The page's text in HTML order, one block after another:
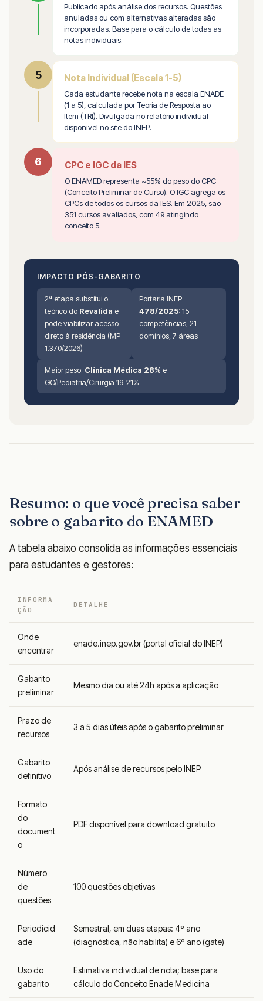
Publicado após análise dos recursos. Questões
anuladas ou com alternativas alteradas são
incorporadas. Base para o cálculo de todas as
notas individuais.
5 Nota Individual (Escala 1-5)
Cada estudante recebe nota na escala ENADE
(1 a 5), calculada por Teoria de Resposta ao
Item (TRI). Divulgada no relatório individual
disponível no site do INEP.
6 CPC e IGC da IES
O ENAMED representa ~55% do peso do CPC
(Conceito Preliminar de Curso). O IGC agrega os
CPCs de todos os cursos da IES. Em 2025, são
351 cursos avaliados, com 49 atingindo
conceito 5.
IMPACTO PÓS-GABARITO
2ª etapa substitui o
teórico do Revalida e
pode viabilizar acesso
direto à residência (MP
1.370/2026)
Portaria INEP
478/2025: 15
competências, 21
domínios, 7 áreas
Maior peso: Clínica Médica 28% e
GO/Pediatria/Cirurgia 19-21%
Resumo: o que você precisa saber
sobre o gabarito do ENAMED
A tabela abaixo consolida as informações essenciais
para estudantes e gestores:
INFORMA
ÇÃO
DETALHE
Onde
encontrar
enade.inep.gov.br (portal oficial do INEP)
Gabarito
preliminar
Mesmo dia ou até 24h após a aplicação
Prazo de
recursos
3 a 5 dias úteis após o gabarito preliminar
Gabarito
definitivo
Após análise de recursos pelo INEP
Formato
do
document
o
PDF disponível para download gratuito
Número
de
questões
100 questões objetivas
Periodicid
ade
Semestral, em duas etapas: 4º ano
(diagnóstica, não habilita) e 6º ano (gate)
Uso do
gabarito
Estimativa individual de nota; base para
cálculo do Conceito Enade Medicina